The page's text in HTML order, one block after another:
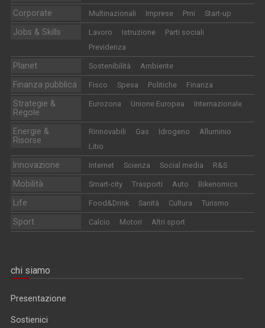
Corporate Multinazionali Imprese Pmi Start-up
Jobs & Skills Lavoro Istruzione
Parti sociali
Previdenza
Planet Sostenibilità Ambiente
Finanza pubblica Fisco Spesa Politiche Finanza
Strategie &
Regole
Eurozona Unione Europea Internazionale
Energie &
Risorse
Rinnovabili Gas Idrogeno
Alluminio
Litio
Innovazione Internet Scienza Social media R&S
Mobilità Smart-city Trasporti Auto Bikenomics
Life Food&Drink Sanità Cultura Turismo
Sport Calcio Motori Altri sport
chi siamo
Presentazione
Sostienici